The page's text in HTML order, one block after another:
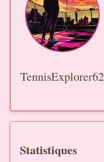
TennisExplorer62
Statistiques